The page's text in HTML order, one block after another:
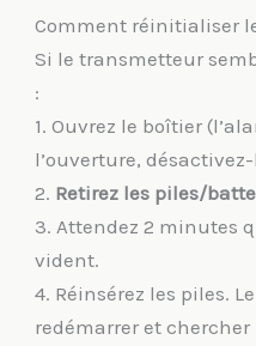
Comment réinitialiser
Si le transmetteur
:
1. Ouvrez le boîtier
l’ouverture,
2. Retirez les piles/
3. Attendez 2 minutes
vident.
4. Réinsérez les piles.
redémarrer et